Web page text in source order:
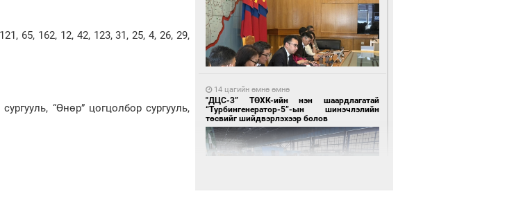
65, 162, 12, 42, 123, 31, 25, 4, 26, 29,
“Өнөр” цогцолбор сургууль,
14 цагийн өмнө өмнө
"ДЦС-3” ТӨХК-ийн нэн шаардлагатай
“Турбингенератор-5”-ын шинэчлэлийн
төсвийг шийдвэрлэхээр болов